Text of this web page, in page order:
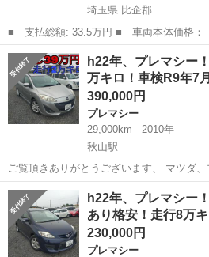
埼玉県 比企郡
■ 支払総額: 33.5万円 ■ 車両本体価格： 209,000 円 ■ メーカー
名： マツダ ■ 車種名： プレマシー
ＤＶＤナビ バック カメラ キーレス
ＡＢＳ ＡＣ...
埼玉 比企郡 プレマシー
h22年、プレマシー
万キロ！車検R9年7
390,000円
プレマシー
29,000km
2010年
秋山駅
ご覧頂きありがとうございます、 マツダ
す。 決まり次第終了となります、 気になった方はお早めにご連絡くだ
さい！ ⚠購入前に必ず現車確認をお願い致します。 現車確認の場所は
千葉県松戸市大橋にな...
千葉 秋山駅
h22年、プレマシー
あり格安！走行8万
230,000円
プレマシー